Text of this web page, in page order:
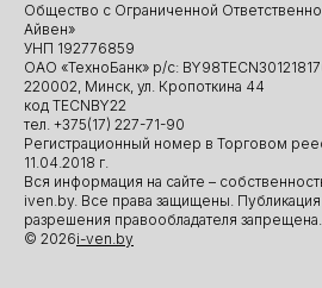
Общество с Ограниченной
Айвен»
УНП 192776859
ОАО «ТехноБанк» р/с:
220002, Минск, ул. Кропоткина 44
код TECNBY22
тел. +375(17) 227-71-90
Регистрационный номер в Торговом
11.04.2018 г.
Вся информация на сайте –
iven.by. Все права защищены.
разрешения правообладателя запрещена.
© 2026i-ven.by